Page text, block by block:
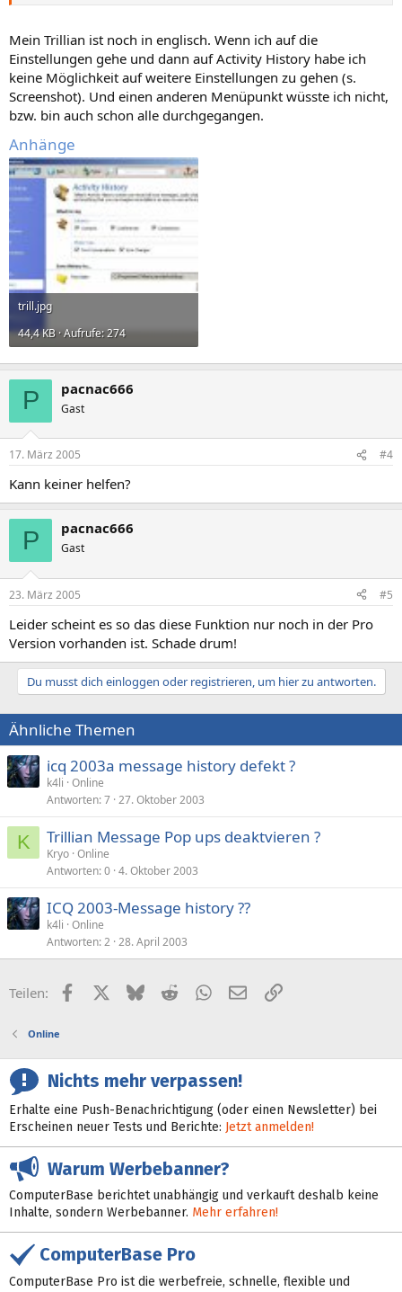
Mein Trillian ist noch in englisch. Wenn ich auf die
Einstellungen gehe und dann auf Activity History habe ich
keine Möglichkeit auf weitere Einstellungen zu gehen (s.
Screenshot). Und einen anderen Menüpunkt wüsste ich nicht,
bzw. bin auch schon alle durchgegangen.
Anhänge
trill.jpg
44,4 KB · Aufrufe: 274
P pacnac666
Gast
17. März 2005 #4
Kann keiner helfen?
P pacnac666
Gast
23. März 2005 #5
Leider scheint es so das diese Funktion nur noch in der Pro
Version vorhanden ist. Schade drum!
Du musst dich einloggen oder registrieren, um hier zu antworten.
Ähnliche Themen
icq 2003a message history defekt ?
k4li Online
Antworten 7 27. Oktober 2003
K Trillian Message Pop ups deaktvieren ?
Kryo Online
Antworten 0 4. Oktober 2003
ICQ 2003-Message history ??
k4li Online
Antworten 2 28. April 2003
Teilen: FacebookX (Twitter)
BlueskyRedditWhatsApp
E-MailLink
Online
Nichts mehr verpassen!
Erhalte eine Push-Benachrichtigung (oder einen Newsletter) bei
Erscheinen neuer Tests und Berichte: Jetzt anmelden!
Warum Werbebanner?
ComputerBase berichtet unabhängig und verkauft deshalb keine
Inhalte, sondern Werbebanner. Mehr erfahren!
ComputerBase Pro
ComputerBase Pro ist die werbefreie, schnelle, flexible und